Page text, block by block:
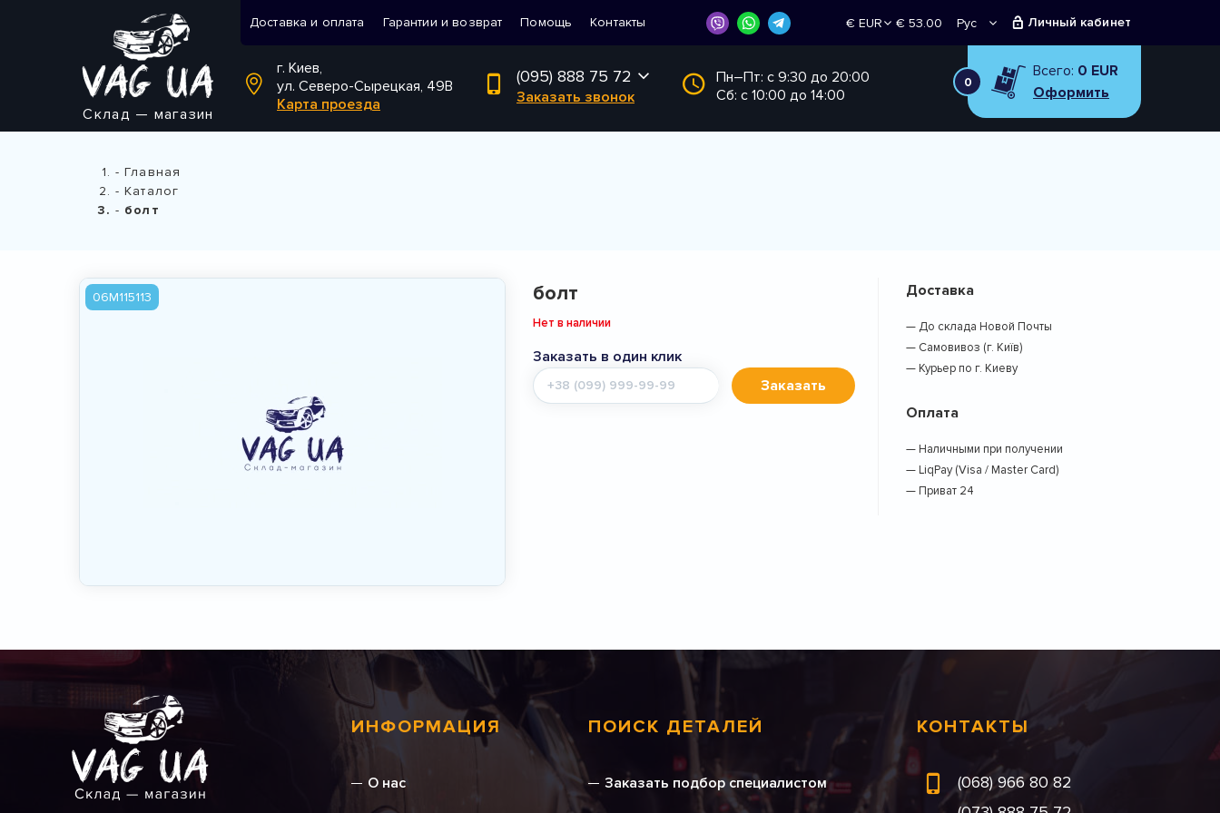
Склад — магазин
Доставка и оплата Гарантии и возврат Помощь Контакты
€ EUR
€ 53.00
Рус Личный кабинет
г. Киев,
ул. Северо-Сырецкая, 49В
Карта проезда
(095) 888 75 72
Заказать звонок
Пн–Пт: с 9:30 до 20:00
Сб: с 10:00 до 14:00
0
Всего: 0 EUR
Оформить
Главная
Каталог
болт
06M115113 болт
Нет в наличии
Заказать в один клик
Мобильный
телефон
Заказать
Доставка
— До склада Новой Почты
— Самовивоз (г. Київ)
— Курьер по г. Киеву
Оплата
— Наличными при получении
— LiqPay (Visa / Master Card)
— Приват 24
ИНФОРМАЦИЯ
О нас
ПОИСК ДЕТАЛЕЙ
Заказать подбор специалистом
КОНТАКТЫ
(068) 966 80 82